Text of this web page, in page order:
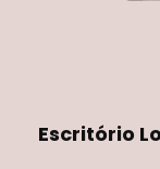
Escritório